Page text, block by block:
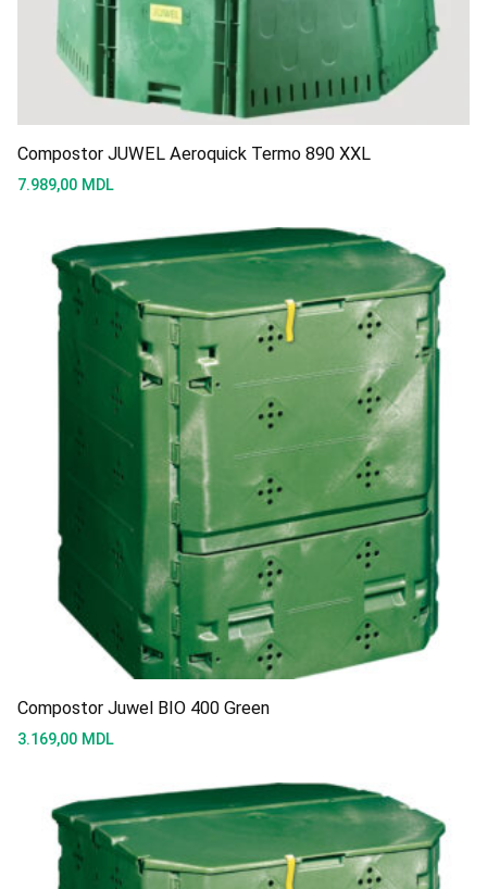
Compostor JUWEL Aeroquick Termo 890 XXL
7.989,00 MDL
Compostor Juwel BIO 400 Green
3.169,00 MDL